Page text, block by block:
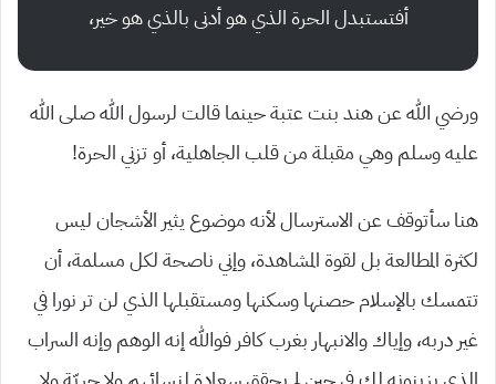
أفتستبدل الحرة الذي هو أدنى بالذي هو خير،
ورضي الله عن هند بنت عتبة حينما قالت لرسول الله صلى الله
عليه وسلم وهي مقبلة من قلب الجاهلية، أو تزني الحرة!
هنا سأتوقف عن الاسترسال لأنه موضوع يثير الأشجان ليس
لكثرة المطالعة بل لقوة المشاهدة، وإني ناصحة لكل مسلمة، أن
تتمسك بالإسلام حصنها وسكنها ومستقبلها الذي لن تر نورا في
غير دربه، وإياك والانبهار بغرب كافر فوالله إنه الوهم وإنه السراب